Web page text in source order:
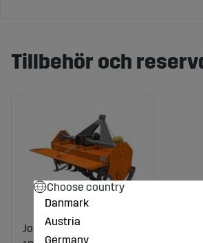
Tillbehör och
Jordfräs Traktor P.T.O.
Choose country
Danmark
Austria
Germany